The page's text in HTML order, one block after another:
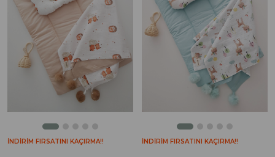
İNDİRİM FIRSATINI KAÇIRMA!! İNDİRİM FIRSATINI KAÇIRMA!!